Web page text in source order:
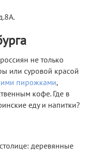
не только
или суровой красой
пирожками,
кофе. Где в
еду и напитки?
деревянные